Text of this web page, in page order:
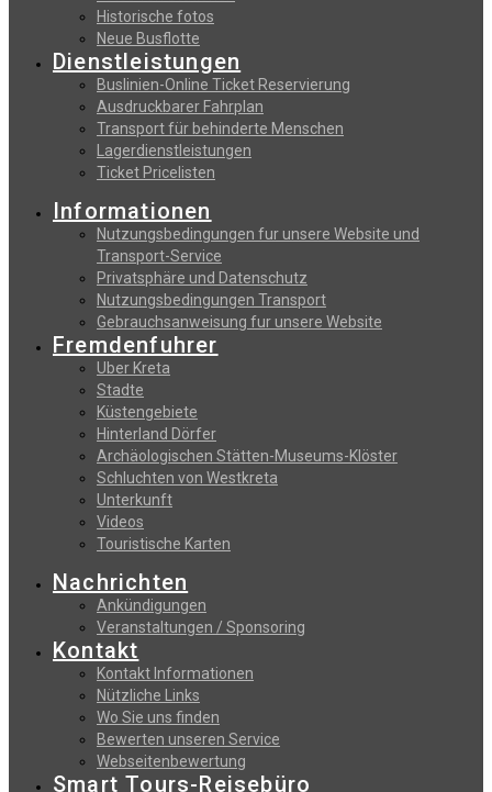
Historische fotos
Neue Busflotte
Dienstleistungen
Buslinien-Online Ticket Reservierung
Αusdruckbarer Fahrplan
Transport für behinderte Menschen
Lagerdienstleistungen
Ticket Pricelisten
Informationen
Nutzungsbedingungen fur unsere Website und
Transport-Service
Privatsphäre und Datenschutz
Nutzungsbedingungen Transport
Gebrauchsanweisung fur unsere Website
Fremdenfuhrer
Uber Kreta
Stadte
Küstengebiete
Hinterland Dörfer
Archäologischen Stätten-Museums-Klöster
Schluchten von Westkreta
Unterkunft
Videos
Touristische Karten
Nachrichten
Ankündigungen
Veranstaltungen / Sponsoring
Kontakt
Kontakt Informationen
Nützliche Links
Wo Sie uns finden
Bewerten unseren Service
Webseitenbewertung
Smart Tours-Reisebüro